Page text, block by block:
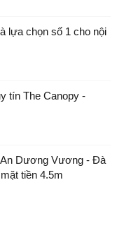
lựa chọn số 1 cho nội
tín The Canopy -
An Dương Vương - Đà
tiền 4.5m